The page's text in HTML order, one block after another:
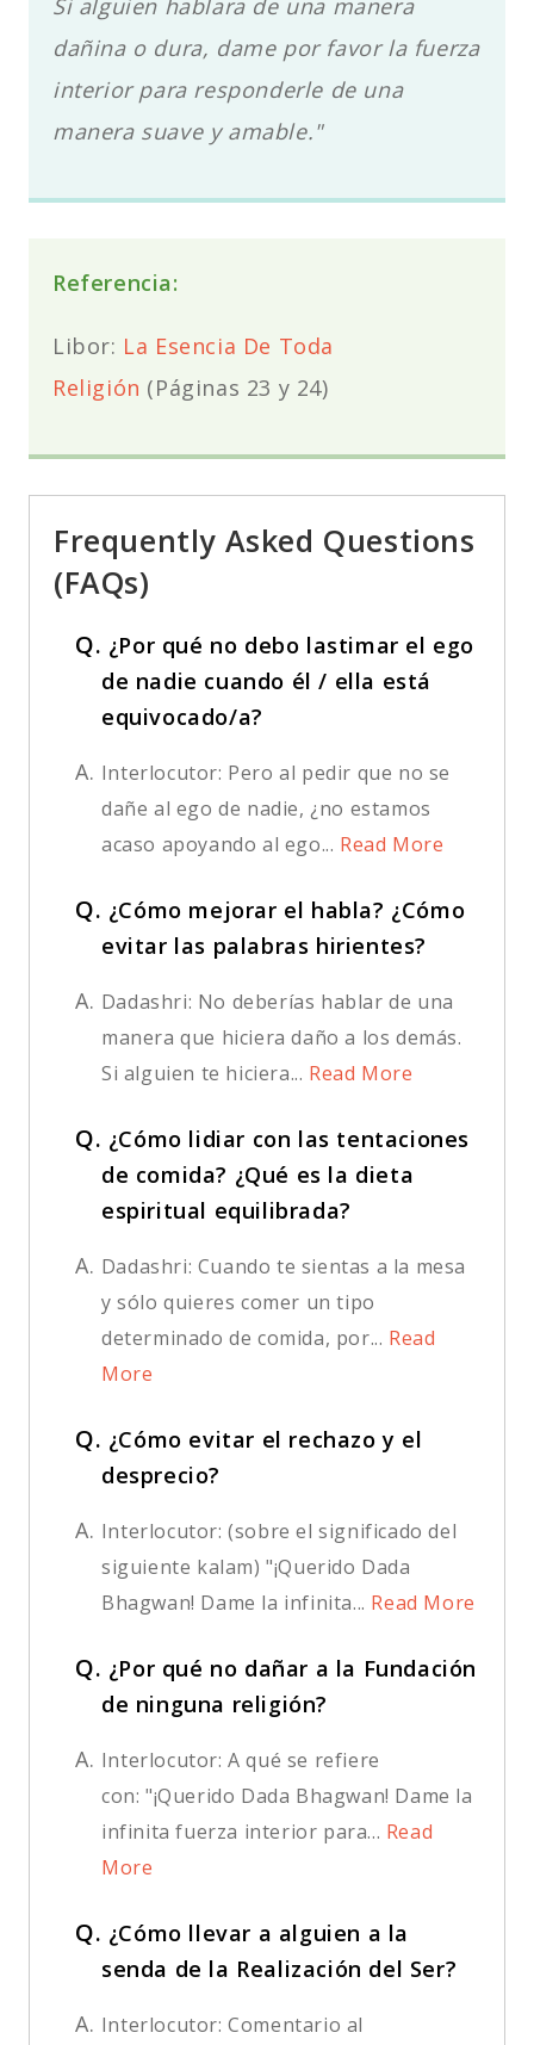
Si alguien hablara de una manera
dañina o dura, dame por favor la fuerza
interior para responderle de una
manera suave y amable."
Referencia:
Libor: La Esencia De Toda
Religión (Páginas 23 y 24)
Frequently Asked Questions
(FAQs)
Q. ¿Por qué no debo lastimar el ego
de nadie cuando él / ella está
equivocado/a?
A. Interlocutor: Pero al pedir que no se
dañe al ego de nadie, ¿no estamos
acaso apoyando al ego... Read More
Q. ¿Cómo mejorar el habla? ¿Cómo
evitar las palabras hirientes?
A. Dadashri: No deberías hablar de una
manera que hiciera daño a los demás.
Si alguien te hiciera... Read More
Q. ¿Cómo lidiar con las tentaciones
de comida? ¿Qué es la dieta
espiritual equilibrada?
A. Dadashri: Cuando te sientas a la mesa
y sólo quieres comer un tipo
determinado de comida, por... Read
More
Q. ¿Cómo evitar el rechazo y el
desprecio?
A. Interlocutor: (sobre el significado del
siguiente kalam) "¡Querido Dada
Bhagwan! Dame la infinita... Read More
Q. ¿Por qué no dañar a la Fundación
de ninguna religión?
A. Interlocutor: A qué se refiere
con: "¡Querido Dada Bhagwan! Dame la
infinita fuerza interior para... Read
More
Q. ¿Cómo llevar a alguien a la
senda de la Realización del Ser?
A. Interlocutor: Comentario al